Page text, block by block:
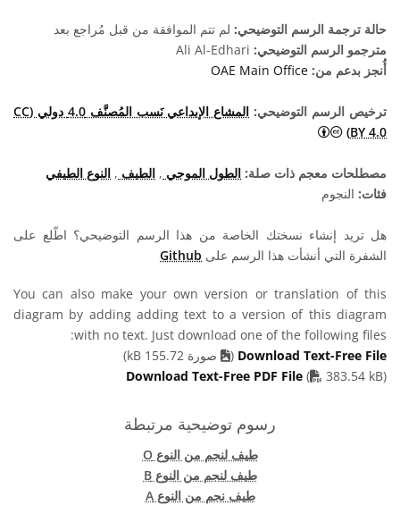
حالة ترجمة الرسم التوضيحي: لم تتم الموافقة من قبل مُراجع بعد
مترجمو الرسم التوضيحي: Ali Al-Edhari
أُنجز بدعم من: OAE Main Office
ترخيص الرسم التوضيحي:
المشاع الإبداعي نَسب المُصنَّف 4.0 دولي (CC
BY 4.0)
المشاع الإبداعي نَسب المُصنَّف 4.0 دولي (CC BY 4.0) أيقونات
مصطلحات معجم ذات صلة: الطول الموجي , الطيف , النوع الطيفي
فئات: النجوم
هل تريد إنشاء نسختك الخاصة من هذا الرسم التوضيحي؟ اطّلع على
الشفرة التي أنشأت هذا الرسم على Github
You can also make your own version or translation of this
diagram by adding adding text to a version of this diagram
with no text. Just download one of the following files:
Download Text-Free File
(
صورة 155.72 kB)
Download Text-Free PDF File (
PDF file 383.54 kB)
رسوم توضيحية مرتبطة
طيف لنجم من النوع O
طيف لنجم من النوع B
طيف نجم من النوع A